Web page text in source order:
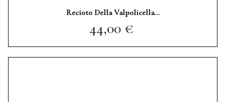
Recioto Della Valpolicella...
Prezzo
44,00 €